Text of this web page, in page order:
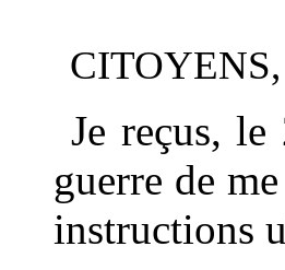
CITOYENS,
Je reçus,
guerre de
instructions